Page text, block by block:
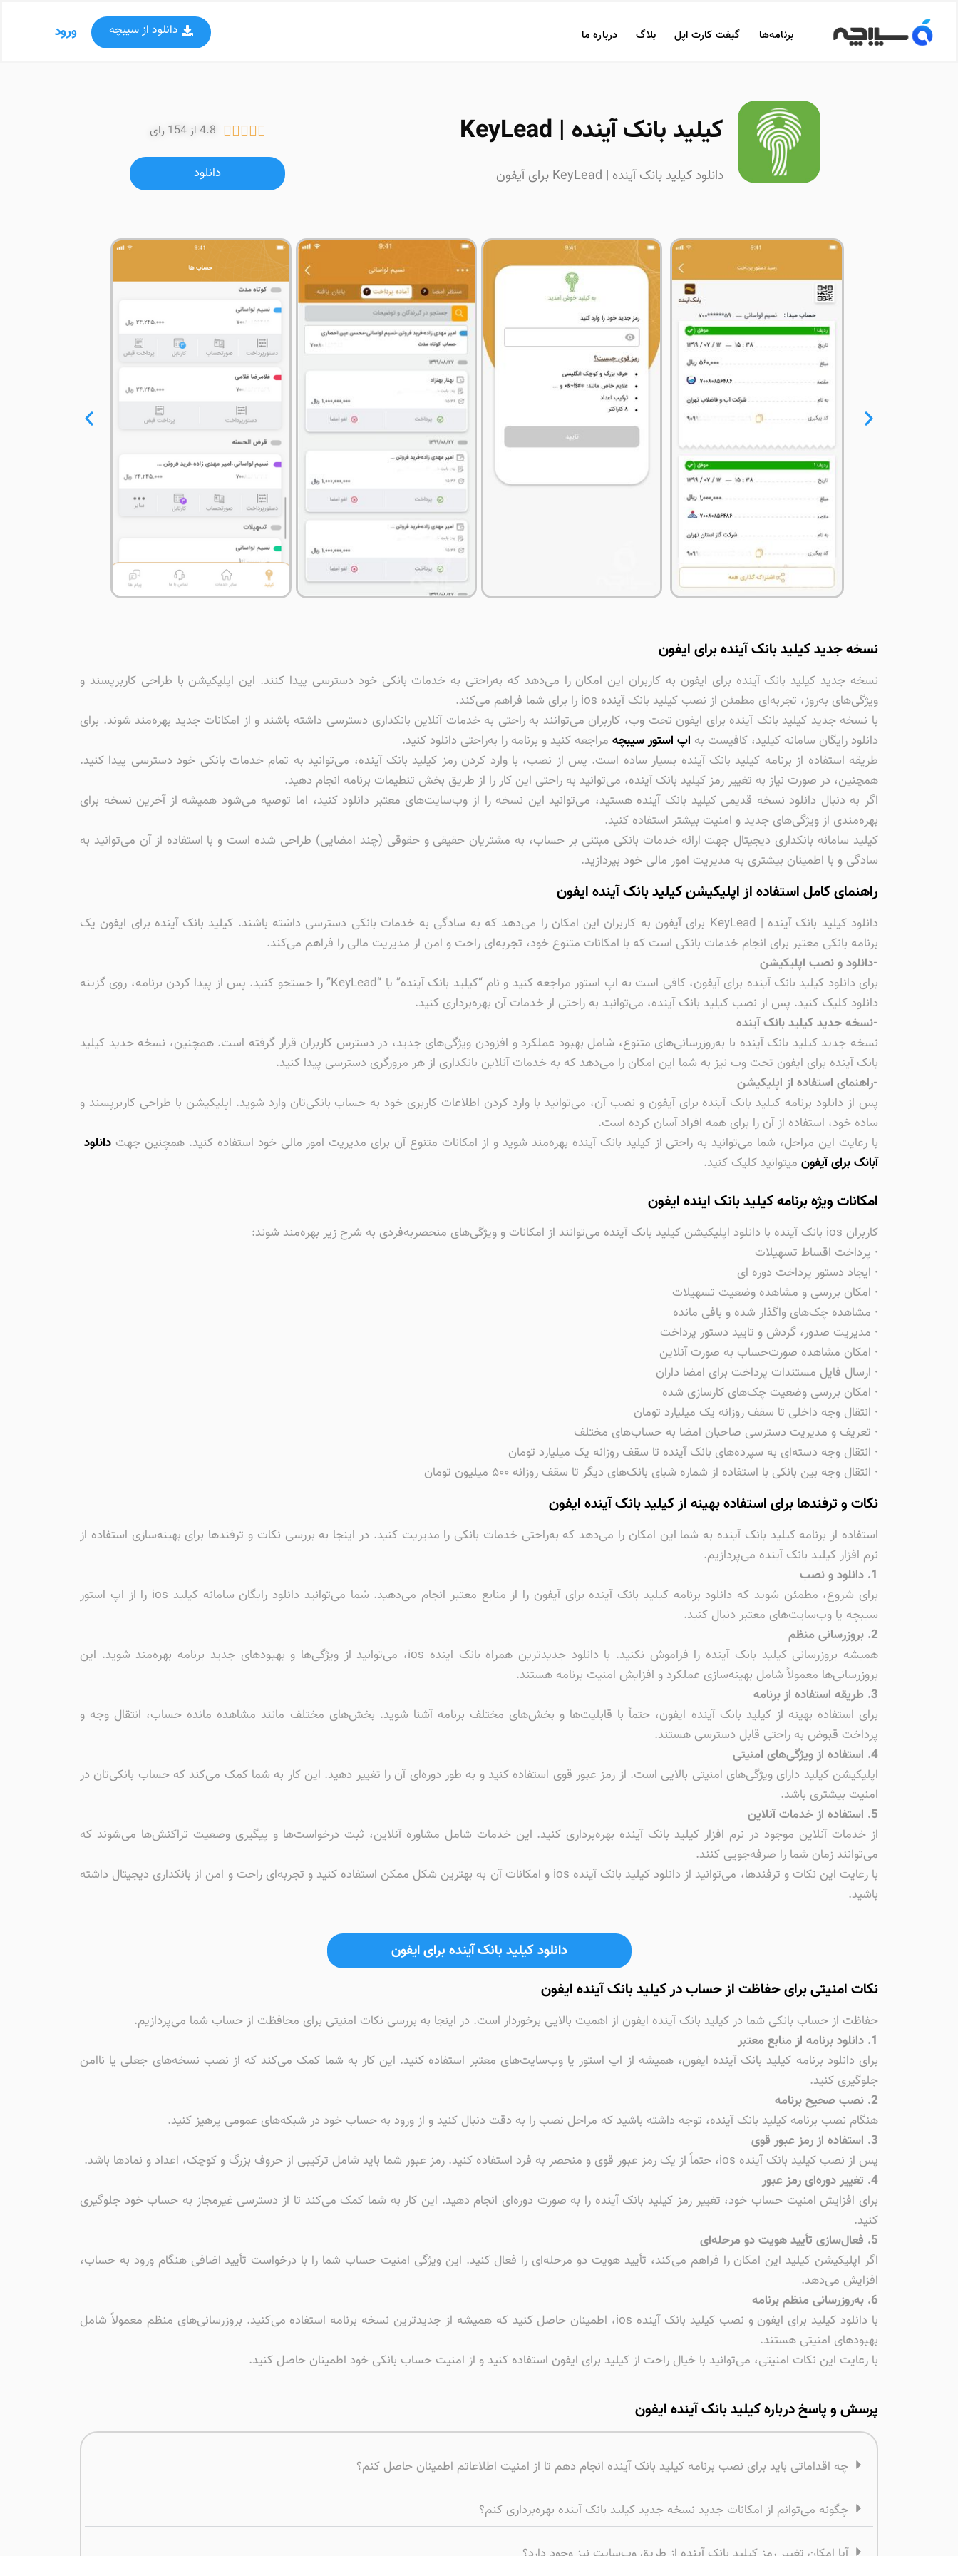
ورود دانلود از سیبچه برنامه‌ها گیفت کارت اپل بلاگ درباره ما
4.8 از 154 رای 
دانلود
کیلید بانک آینده | KeyLead
دانلود کیلید بانک آینده | KeyLead برای آیفون
نسخه جدید کیلید بانک آینده برای ایفون
نسخه جدید کیلید بانک آینده برای ایفون به کاربران این امکان را می‌دهد که به‌راحتی به خدمات بانکی خود دسترسی پیدا کنند. این اپلیکیشن با طراحی کاربرپسند و
ویژگی‌های به‌روز، تجربه‌ای مطمئن از نصب کیلید بانک آینده ios را برای شما فراهم می‌کند.
با نسخه جدید کیلید بانک آینده برای ایفون تحت وب، کاربران می‌توانند به راحتی به خدمات آنلاین بانکداری دسترسی داشته باشند و از امکانات جدید بهره‌مند شوند. برای
دانلود رایگان سامانه کیلید، کافیست به اپ استور سیبچه مراجعه کنید و برنامه را به‌راحتی دانلود کنید.
طریقه استفاده از برنامه کیلید بانک آینده بسیار ساده است. پس از نصب، با وارد کردن رمز کیلید بانک آینده، می‌توانید به تمام خدمات بانکی خود دسترسی پیدا کنید.
همچنین، در صورت نیاز به تغییر رمز کیلید بانک آینده، می‌توانید به راحتی این کار را از طریق بخش تنظیمات برنامه انجام دهید.
اگر به دنبال دانلود نسخه قدیمی کیلید بانک آینده هستید، می‌توانید این نسخه را از وب‌سایت‌های معتبر دانلود کنید، اما توصیه می‌شود همیشه از آخرین نسخه برای
بهره‌مندی از ویژگی‌های جدید و امنیت بیشتر استفاده کنید.
کیلید سامانه بانکداری دیجیتال جهت ارائه خدمات بانکی مبتنی بر حساب، به مشتریان حقیقی و حقوقی (چند امضایی) طراحی شده است و با استفاده از آن می‌توانید به
سادگی و با اطمینان بیشتری به مدیریت امور مالی خود بپردازید.
راهنمای کامل استفاده از اپلیکیشن کیلید بانک آینده ایفون
دانلود کیلید بانک آینده | KeyLead برای آیفون به کاربران این امکان را می‌دهد که به سادگی به خدمات بانکی دسترسی داشته باشند. کیلید بانک آینده برای ایفون یک
برنامه بانکی معتبر برای انجام خدمات بانکی است که با امکانات متنوع خود، تجربه‌ای راحت و امن از مدیریت مالی را فراهم می‌کند.
-دانلود و نصب اپلیکیشن
برای دانلود کیلید بانک آینده برای آیفون، کافی است به اپ استور مراجعه کنید و نام “کیلید بانک آینده” یا “KeyLead” را جستجو کنید. پس از پیدا کردن برنامه، روی گزینه
دانلود کلیک کنید. پس از نصب کیلید بانک آینده، می‌توانید به راحتی از خدمات آن بهره‌برداری کنید.
-نسخه جدید کیلید بانک آینده
نسخه جدید کیلید بانک آینده با به‌روزرسانی‌های متنوع، شامل بهبود عملکرد و افزودن ویژگی‌های جدید، در دسترس کاربران قرار گرفته است. همچنین، نسخه جدید کیلید
بانک آینده برای ایفون تحت وب نیز به شما این امکان را می‌دهد که به خدمات آنلاین بانکداری از هر مرورگری دسترسی پیدا کنید.
-راهنمای استفاده از اپلیکیشن
پس از دانلود برنامه کیلید بانک آینده برای آیفون و نصب آن، می‌توانید با وارد کردن اطلاعات کاربری خود به حساب بانکی‌تان وارد شوید. اپلیکیشن با طراحی کاربرپسند و
ساده خود، استفاده از آن را برای همه افراد آسان کرده است.
با رعایت این مراحل، شما می‌توانید به راحتی از کیلید بانک آینده بهره‌مند شوید و از امکانات متنوع آن برای مدیریت امور مالی خود استفاده کنید. همچنین جهتدانلود
آبانک برای آیفون میتوانید کلیک کنید.
امکانات ویژه برنامه کیلید بانک اینده ایفون
کاربران ios بانک آینده با دانلود اپلیکیشن کیلید بانک آینده می‌توانند از امکانات و ویژگی‌های منحصربه‌فردی به شرح زیر بهره‌مند شوند:
· پرداخت اقساط تسهیلات
· ایجاد دستور پرداخت دوره ای
· امکان بررسی و مشاهده وضعیت تسهیلات
· مشاهده چک‌های واگذار شده و بافی مانده
· مدیریت صدور، گردش و تایید دستور پرداخت
· امکان مشاهده صورت‌حساب به صورت آنلاین
· ارسال فایل مستندات پرداخت برای امضا داران
· امکان بررسی وضعیت چک‌های کارسازی شده
· انتقال وجه داخلی تا سقف روزانه یک میلیارد تومان
· تعریف و مدیریت دسترسی صاحبان امضا به حساب‌های مختلف
· انتقال وجه دسته‌ای به سپرده‌های بانک آینده تا سقف روزانه یک میلیارد تومان
· انتقال وجه بین بانکی با استفاده از شماره شبای بانک‌های دیگر تا سقف روزانه ۵۰۰ میلیون تومان
نکات و ترفندها برای استفاده بهینه از کیلید بانک آینده ایفون
استفاده از برنامه کیلید بانک آینده به شما این امکان را می‌دهد که به‌راحتی خدمات بانکی را مدیریت کنید. در اینجا به بررسی نکات و ترفندها برای بهینه‌سازی استفاده از
نرم افزار کیلید بانک آینده می‌پردازیم.
1. دانلود و نصب
برای شروع، مطمئن شوید که دانلود برنامه کیلید بانک آینده برای آیفون را از منابع معتبر انجام می‌دهید. شما می‌توانید دانلود رایگان سامانه کیلید ios را از اپ استور
سیبچه یا وب‌سایت‌های معتبر دنبال کنید.
2. بروزرسانی منظم
همیشه بروزرسانی کیلید بانک آینده را فراموش نکنید. با دانلود جدیدترین همراه بانک اینده ios، می‌توانید از ویژگی‌ها و بهبودهای جدید برنامه بهره‌مند شوید. این
بروزرسانی‌ها معمولاً شامل بهینه‌سازی عملکرد و افزایش امنیت برنامه هستند.
3. طریقه استفاده از برنامه
برای استفاده بهینه از کیلید بانک آینده ایفون، حتماً با قابلیت‌ها و بخش‌های مختلف برنامه آشنا شوید. بخش‌های مختلف مانند مشاهده مانده حساب، انتقال وجه و
پرداخت قبوض به راحتی قابل دسترسی هستند.
4. استفاده از ویژگی‌های امنیتی
اپلیکیشن کیلید دارای ویژگی‌های امنیتی بالایی است. از رمز عبور قوی استفاده کنید و به طور دوره‌ای آن را تغییر دهید. این کار به شما کمک می‌کند که حساب بانکی‌تان در
امنیت بیشتری باشد.
5. استفاده از خدمات آنلاین
از خدمات آنلاین موجود در نرم افزار کیلید بانک آینده بهره‌برداری کنید. این خدمات شامل مشاوره آنلاین، ثبت درخواست‌ها و پیگیری وضعیت تراکنش‌ها می‌شوند که
می‌توانند زمان شما را صرفه‌جویی کنند.
با رعایت این نکات و ترفندها، می‌توانید از دانلود کیلید بانک آینده ios و امکانات آن به بهترین شکل ممکن استفاده کنید و تجربه‌ای راحت و امن از بانکداری دیجیتال داشته
باشید.
دانلود کیلید بانک آینده برای ایفون
نکات امنیتی برای حفاظت از حساب در کیلید بانک آینده ایفون
حفاظت از حساب بانکی شما در کیلید بانک آینده ایفون از اهمیت بالایی برخوردار است. در اینجا به بررسی نکات امنیتی برای محافظت از حساب شما می‌پردازیم.
1. دانلود برنامه از منابع معتبر
برای دانلود برنامه کیلید بانک آینده ایفون، همیشه از اپ استور یا وب‌سایت‌های معتبر استفاده کنید. این کار به شما کمک می‌کند که از نصب نسخه‌های جعلی یا ناامن
جلوگیری کنید.
2. نصب صحیح برنامه
هنگام نصب برنامه کیلید بانک آینده، توجه داشته باشید که مراحل نصب را به دقت دنبال کنید و از ورود به حساب خود در شبکه‌های عمومی پرهیز کنید.
3. استفاده از رمز عبور قوی
پس از نصب کیلید بانک آینده ios، حتماً از یک رمز عبور قوی و منحصر به فرد استفاده کنید. رمز عبور شما باید شامل ترکیبی از حروف بزرگ و کوچک، اعداد و نمادها باشد.
4. تغییر دوره‌ای رمز عبور
برای افزایش امنیت حساب خود، تغییر رمز کیلید بانک آینده را به صورت دوره‌ای انجام دهید. این کار به شما کمک می‌کند تا از دسترسی غیرمجاز به حساب خود جلوگیری
کنید.
5. فعال‌سازی تأیید هویت دو مرحله‌ای
اگر اپلیکیشن کیلید این امکان را فراهم می‌کند، تأیید هویت دو مرحله‌ای را فعال کنید. این ویژگی امنیت حساب شما را با درخواست تأیید اضافی هنگام ورود به حساب،
افزایش می‌دهد.
6. به‌روزرسانی منظم برنامه
با دانلود کیلید برای ایفون و نصب کیلید بانک آینده ios، اطمینان حاصل کنید که همیشه از جدیدترین نسخه برنامه استفاده می‌کنید. بروزرسانی‌های منظم معمولاً شامل
بهبودهای امنیتی هستند.
با رعایت این نکات امنیتی، می‌توانید با خیال راحت از کیلید برای ایفون استفاده کنید و از امنیت حساب بانکی خود اطمینان حاصل کنید.
پرسش و پاسخ درباره کیلید بانک آینده ایفون
چه اقداماتی باید برای نصب برنامه کیلید بانک آینده انجام دهم تا از امنیت اطلاعاتم اطمینان حاصل کنم؟
چگونه می‌توانم از امکانات جدید نسخه جدید کیلید بانک آینده بهره‌برداری کنم؟